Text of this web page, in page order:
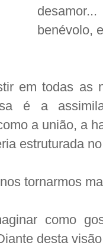
benévolo,
em todas as
é a
a união, a
estruturada
tornarmos
como
desta